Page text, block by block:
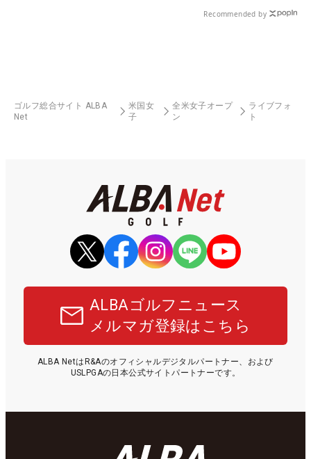
Recommended by
ゴルフ総合サイト ALBA
Net
米国女
子
全米女子オープ
ン
ライブフォ
ト
ALBAゴルフニュース
メルマガ登録はこちら
ALBA NetはR&Aのオフィシャルデジタルパートナー、および
USLPGAの日本公式サイトパートナーです。